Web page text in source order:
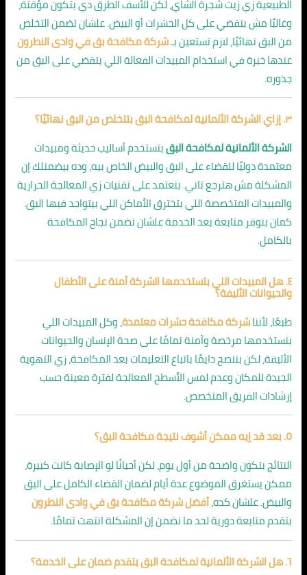
الطبيعية زي زيت شجرة الشاي، لكن للأسف الطرق دي بتكون مؤقتة،
وغالبًا مش بتقضي على كل الحشرات أو البيض. علشان تضمن التخلص
من البق نهائيًا، لازم تستعين بـشركة مكافحة بق في وادى النطرون
عندها خبرة في استخدام المبيدات الفعالة اللي بتقضي على البق من
جذوره.
٣. إزاي الشركة الألمانية لمكافحة البق بتتخلص من البق نهائيًا؟
الشركة الألمانية لمكافحة البقبتستخدم أساليب حديثة ومبيدات
معتمدة دوليًا للقضاء على البق والبيض الخاص بيه، وده بيضمنلك إن
المشكلة مش هترجع تاني. بنعتمد على تقنيات زي المعالجة الحرارية
والمبيدات المتخصصة اللي بتخترق الأماكن اللي بيتواجد فيها البق.
كمان بنوفر متابعة بعد الخدمة علشان نضمن نجاح المكافحة
بالكامل.
٤. هل المبيدات اللي بتستخدمها الشركة آمنة على الأطفال
والحيوانات الأليفة؟
طبعًا، لأنناشركة مكافحة حشرات معتمدة، وكل المبيدات اللي
بنستخدمها مرخصة وآمنة تمامًا على صحة الإنسان والحيوانات
الأليفة، لكن بننصح دايمًا باتباع التعليمات بعد المكافحة، زي التهوية
الجيدة للمكان وعدم لمس الأسطح المعالجة لفترة معينة حسب
إرشادات الفريق المتخصص.
٥. بعد قد إيه ممكن أشوف نتيجة مكافحة البق؟
النتائج بتكون واضحة من أول يوم، لكن أحيانًا لو الإصابة كانت كبيرة،
ممكن يستغرق الموضوع عدة أيام لضمان القضاء الكامل على البق
والبيض. علشان كده،أفضل شركة مكافحة بق في وادى النطرون
بتقدم متابعة دورية لحد ما نضمن إن المشكلة انتهت تمامًا.
٦. هل الشركة الألمانية لمكافحة البق بتقدم ضمان على الخدمة؟